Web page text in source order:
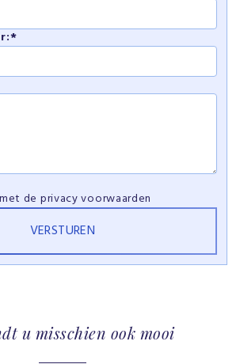
de privacy voorwaarden
u misschien ook mooi